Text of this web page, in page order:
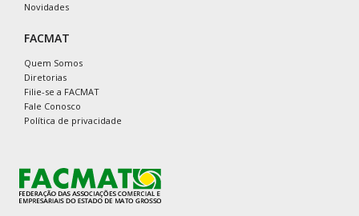
Novidades
FACMAT
Quem Somos
Diretorias
Filie-se a FACMAT
Fale Conosco
Política de privacidade